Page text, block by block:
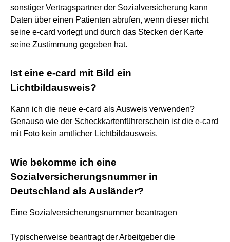
sonstiger Vertragspartner der Sozialversicherung kann
Daten über einen Patienten abrufen, wenn dieser nicht
seine e-card vorlegt und durch das Stecken der Karte
seine Zustimmung gegeben hat.
Ist eine e-card mit Bild ein
Lichtbildausweis?
Kann ich die neue e-card als Ausweis verwenden?
Genauso wie der Scheckkartenführerschein ist die e-card
mit Foto kein amtlicher Lichtbildausweis.
Wie bekomme ich eine
Sozialversicherungsnummer in
Deutschland als Ausländer?
Eine Sozialversicherungsnummer beantragen
Typischerweise beantragt der Arbeitgeber die